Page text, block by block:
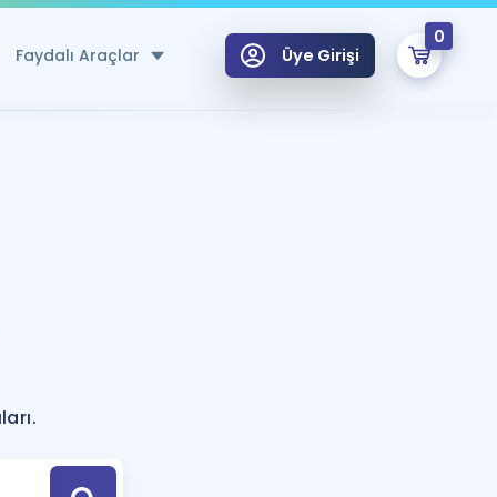
Faydalı Araçlar
Hesaplama Aracı
için Öneriler
Tek Takvimde
Üye Girişi
0
Hoca ile seni sınava hazırlayacak onlarca eğitim seni bekliyor!